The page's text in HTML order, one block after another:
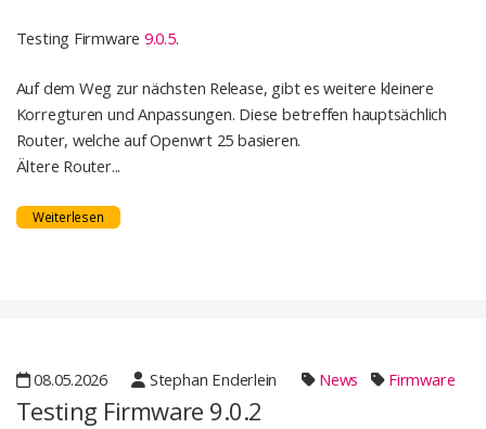
Testing Firmware 9.0.5.
Auf dem Weg zur nächsten Release, gibt es weitere kleinere
Korregturen und Anpassungen. Diese betreffen hauptsächlich
Router, welche auf Openwrt 25 basieren.
Ältere Router...
Weiterlesen
08.05.2026 Stephan Enderlein News Firmware
Testing Firmware 9.0.2